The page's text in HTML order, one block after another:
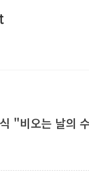
"비오는 날의